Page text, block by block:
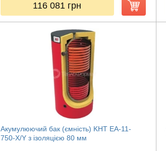
116 081 грн
Акумулюючий бак (ємність) KHT ЕА-11-
750-X/Y з ізоляцією 80 мм